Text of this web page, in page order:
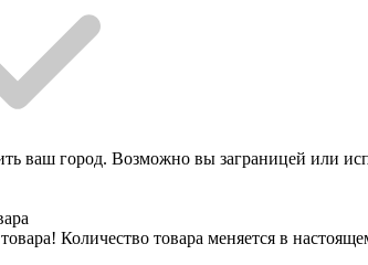
ваш город. Возможно вы заграницей или
Количество товара меняется в